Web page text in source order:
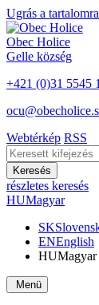
Ugrás a tartalomra
Obec Holice
Gelle község
+421 (0)31 5545
Webtérkép RSS
Keresés
részletes keresés
HUMagyar
SK
ENEnglish
HUMagyar
Menü